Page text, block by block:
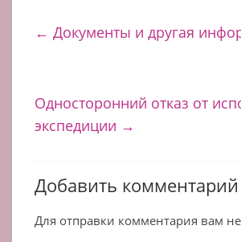
← Документы и другая
Односторонний отказ от
экспедиции →
Добавить комментарий
Для отправки комментария вам